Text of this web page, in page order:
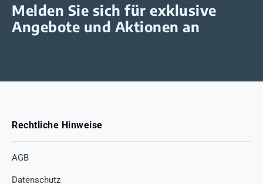
Melden Sie sich für exklusive
Angebote und Aktionen an
Rechtliche Hinweise
AGB
Datenschutz